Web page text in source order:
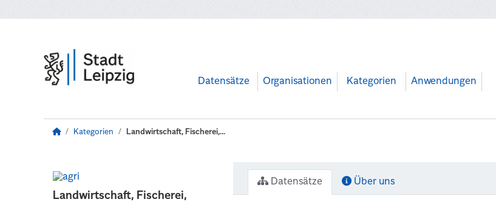
Datensätze Organisationen Kategorien Anwendungen
Kategorien Landwirtschaft, Fischerei,...
Landwirtschaft, Fischerei,
Datensätze Über uns